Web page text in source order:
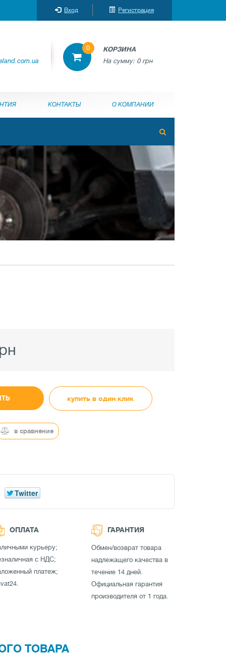
Вход Регистрация
0
КОРЗИНА
На сумму: 0 грн
КОНТАКТЫ О КОМПАНИИ
купить в один клик
в сравнение
Twitter
ОПЛАТА
курьеру;
с НДС;
платеж;
ГАРАНТИЯ
Обмен/возврат товара
надлежащего качества в
течение 14 дней.
Официальная гарантия
производителя от 1 года.
ТОВАРА